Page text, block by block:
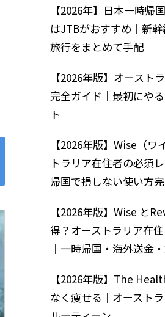
【2026年】日本一時帰
はJTBがおすすめ｜新
旅行をまとめて手配
【2026年版】オースト
完全ガイド｜最初にや
ト
【2026年版】Wise（ワ
トラリア在住者の必須
帰国で損しない使い方
【2026年版】Wise と
得？オーストラリア在
｜一時帰国・海外送金
【2026年版】The
なく痩せる｜オースト